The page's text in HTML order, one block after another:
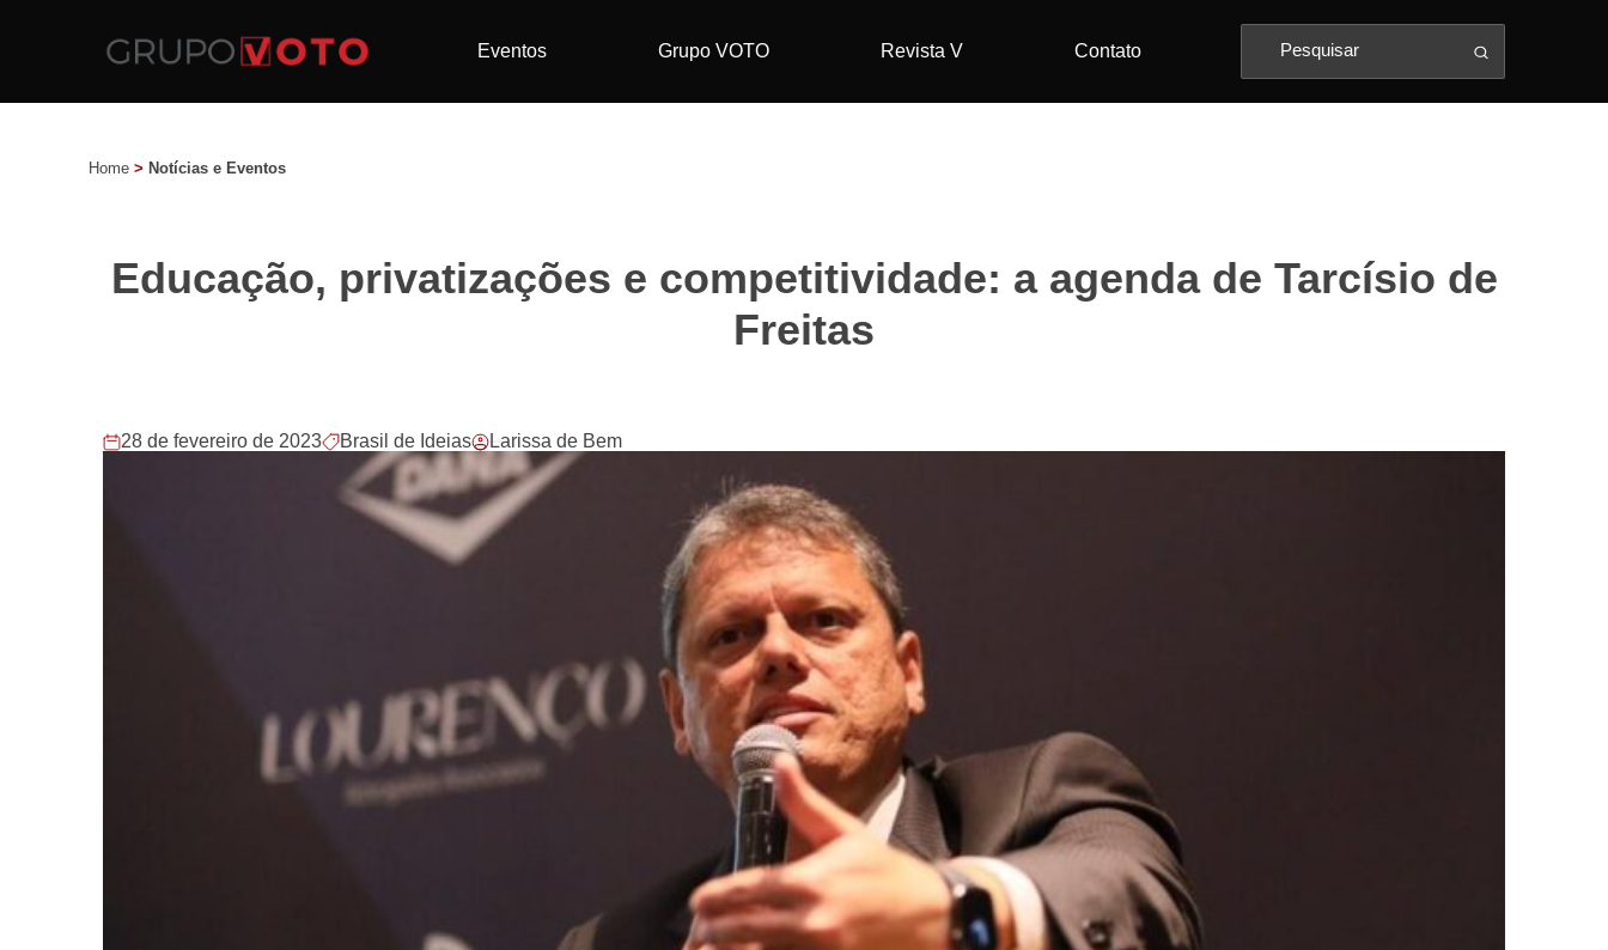
Eventos Grupo VOTO Revista V Contato
Home > Notícias e Eventos
Educação, privatizações e competitividade: a agenda de Tarcísio de
Freitas
28 de fevereiro de 2023 Brasil de Ideias Larissa de Bem